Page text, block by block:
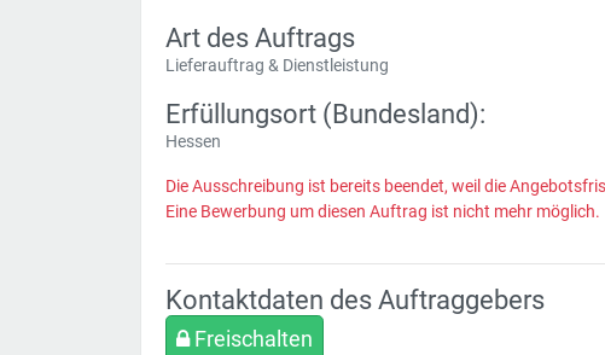
Art des Auftrags
Lieferauftrag & Dienstleistung
Erfüllungsort (Bundesland):
Hessen
Die Ausschreibung ist bereits beendet, weil die
Eine Bewerbung um diesen Auftrag ist nicht mehr möglich.
Kontaktdaten des Auftraggebers
Freischalten